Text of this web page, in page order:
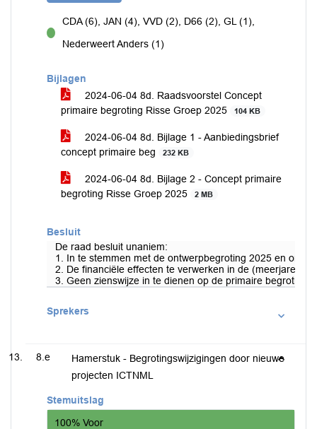
voor
CDA (6), JAN (4), VVD (2), D66 (2), GL (1),
Nederweert Anders (1)
Bijlagen
2024-06-04 8d. Raadsvoorstel Concept
primaire begroting Risse Groep 2025
104 KB
2024-06-04 8d. Bijlage 1 - Aanbiedingsbrief
concept primaire beg
232 KB
2024-06-04 8d. Bijlage 2 - Concept primaire
begroting Risse Groep 2025
2 MB
Besluit
De raad besluit unaniem:
1. In te stemmen met de ontwerpbegroting 2025 en
2. De financiële effecten te verwerken in de
3. Geen zienswijze in te dienen op de primaire begroting
Sprekers
8.e
Hamerstuk - Begrotingswijzigingen door nieuwe
projecten ICTNML
Stemuitslag
100% Voor